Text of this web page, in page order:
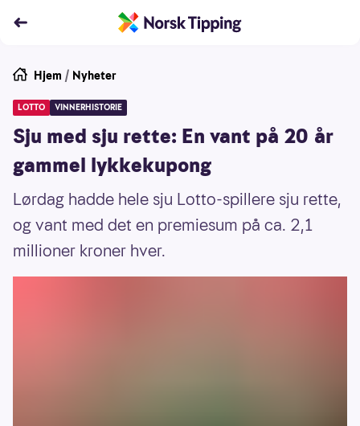
Hjem / Nyheter
LOTTO VINNERHISTORIE
Sju med sju rette: En vant på 20 år
gammel lykkekupong
Lørdag hadde hele sju Lotto-spillere sju rette,
og vant med det en premiesum på ca. 2,1
millioner kroner hver.